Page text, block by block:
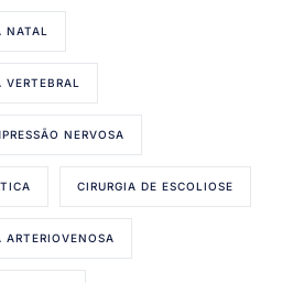
NATAL
NERVOSA
CIRURGIA DE ESCOLIOSE
ARTERIOVENOSA